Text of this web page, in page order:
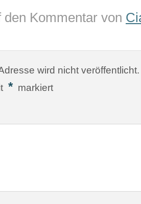
den Kommentar von
wird nicht veröffentlicht.
* markiert